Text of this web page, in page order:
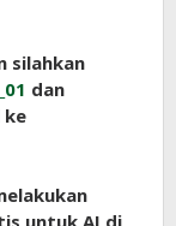
silahkan
dan
ke